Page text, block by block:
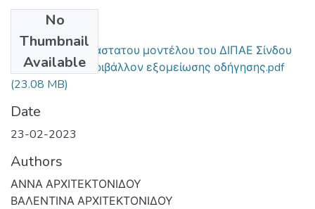
No
Thumbnail
Available
Δημιουργία 3-διάστατου μοντέλου του ΔΙΠΑΕ Σίνδου
για χρήση σε περιβάλλον εξομείωσης οδήγησης.pdf
(23.08 MB)
Date
23-02-2023
Authors
ΑΝΝΑ ΑΡΧΙΤΕΚΤΟΝΙΔΟΥ
ΒΑΛΕΝΤΙΝΑ ΑΡΧΙΤΕΚΤΟΝΙΔΟΥ